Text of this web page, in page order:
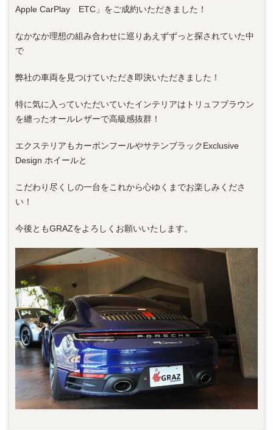
Apple CarPlay ETC」をご成約いただきました！
なかなか理想の組み合わせに巡りあえずずっと探されていた中
で
弊社の車両を見つけていただき即決いただきました！
特に気に入っていただいていたインテリアはトリュフブラウン
を纏ったオールレザーで高級感抜群！
エクステリアもカーボンフールやサテンブラックExclusive
Design ホイールと
こだわり尽くしの一台をこれから心ゆくまでお楽しみくださ
い！
今後ともGRAZをよろしくお願いいたします。